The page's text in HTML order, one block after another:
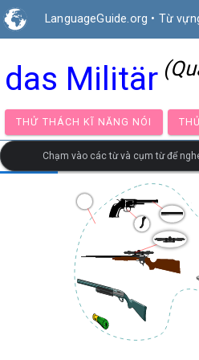
LanguageGuide.org • Từ
das Militär
THỬ THÁCH KĨ NĂNG NÓI
Chạm vào các từ và cụm từ để